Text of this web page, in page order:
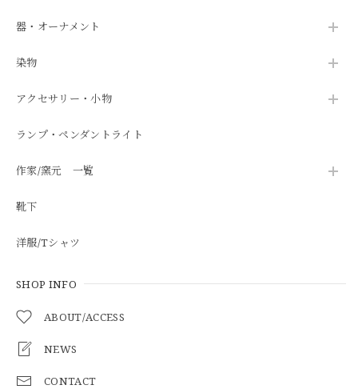
器・オーナメント
染物
アクセサリー・小物
ランプ・ペンダントライト
作家/窯元 一覧
靴下
洋服/Tシャツ
SHOP INFO
ABOUT/ACCESS
NEWS
CONTACT